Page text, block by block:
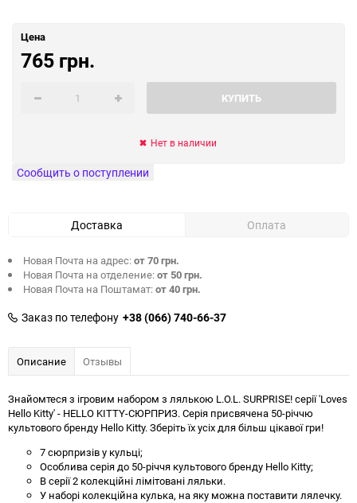
Цена
765 грн.
КУПИТЬ
Нет в наличии
Сообщить о поступлении
Доставка Оплата
Новая Почта на адрес:от 70 грн.
Новая Почта на отделение:от 50 грн.
Новая Почта на Поштамат:от 40 грн.
Заказ по телефону +38 (066) 740-66-37
Описание Отзывы
Знайомтеся з ігровим набором з лялькою L.O.L. SURPRISE! серії 'Loves
Hello Kitty' - HELLO KITTY-СЮРПРИЗ. Серія присвячена 50-річчю
культового бренду Hello Kitty. Зберіть їх усіх для більш цікавої гри!
7 сюрпризів у кульці;
Особлива серія до 50-річчя культового бренду Hello Kitty;
В серії 2 колекційні лімітовані ляльки.
У наборі колекційна кулька, на яку можна поставити лялечку.